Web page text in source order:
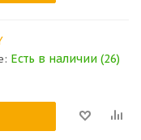
Есть в наличии (26)